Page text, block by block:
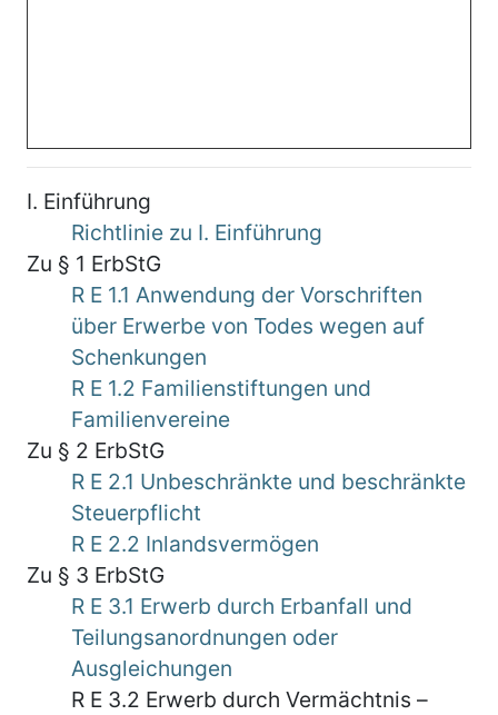
I. Einführung
Richtlinie zu I. Einführung
Zu § 1 ErbStG
R E 1.1 Anwendung der Vorschriften
über Erwerbe von Todes wegen auf
Schenkungen
R E 1.2 Familienstiftungen und
Familienvereine
Zu § 2 ErbStG
R E 2.1 Unbeschränkte und beschränkte
Steuerpflicht
R E 2.2 Inlandsvermögen
Zu § 3 ErbStG
R E 3.1 Erwerb durch Erbanfall und
Teilungsanordnungen oder
Ausgleichungen
R E 3.2 Erwerb durch Vermächtnis –